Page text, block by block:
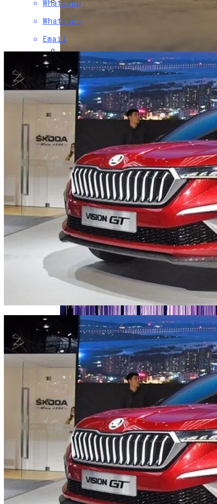
Развенчан Популярный Миф О Вреде
Рыбы
Назван Способ Быстро Восстановить
Организм После Праздников
В Свободе Объяснили Низкий Процент
На Выборах В Раду
Женщине, Подкупавшей Избирателей,
Грозит Тюрьма
Симоненко Пытается Снять Запрет На
Деятельность КПУ
В Украину Может Хлынуть Поток
Дешевых Авто Из США: В Чем Подвох
Названы Автомобили, Владельцы
Которых Чаще Всего Превышают
Скорость
«Аватар» Вдохновил Mercedes-Benz На
Создание Футуристического Авто
Whatsapp
Whatsapp
Email